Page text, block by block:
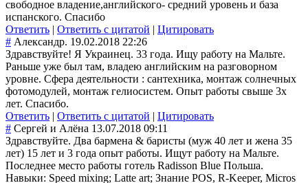
свободное владение,английского- средний уровень и база
испанского. Спасибо
Ответить
Ответить с цитатой
Цитировать
# Александр. 19.02.2018 22:26
Здравствуйте! Я Украинец. 33 года. Ищу работу на Мальте.
Раньше уже был там, владею английским на разговорном
уровне. Сфера деятельности : сантехника, монтаж солнечных
фотомодулей, монтаж гелиосистем. Опыт работы свыше 3х
лет. Спасибо.
Ответить
Ответить с цитатой
Цитировать
# Сергей и Алёна 13.07.2018 09:11
Здравствуйте. Два бармена & баристы (муж 40 лет и жена 35
лет) 15 лет и 3 года опыт работы. Ищут работу на Мальте.
Последнее место работы готель Radisson Blue Польша.
Навыки: Speed mixing; Latte art; Знание POS, R-Keeper, Micros